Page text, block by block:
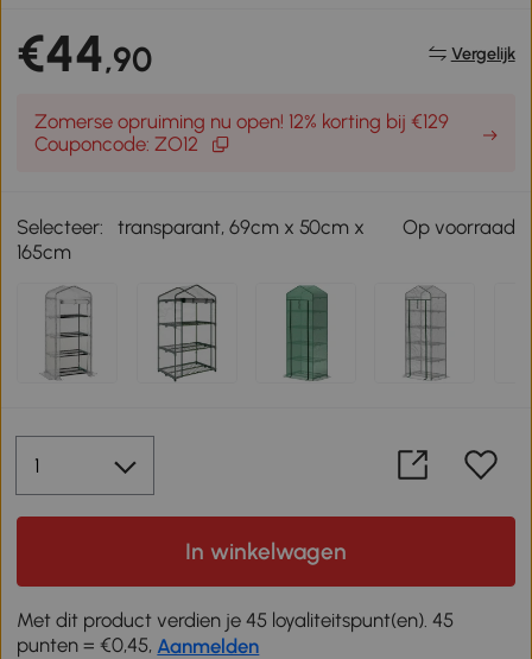
€44,90 Vergelijk
Zomerse opruiming nu open! 12% korting bij €129
Couponcode: ZO12
Selecteer:
transparant, 69cm x 50cm x
165cm
Op voorraad
In winkelwagen
Met dit product verdien je 45 loyaliteitspunt(en). 45
punten = €0,45, Aanmelden